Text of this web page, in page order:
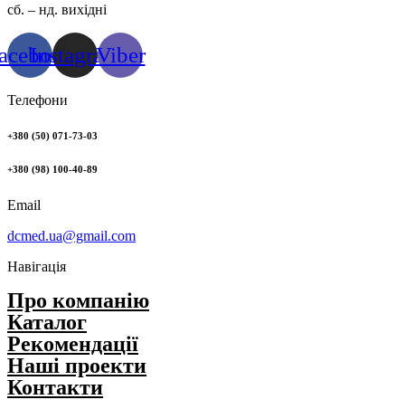
сб. – нд. вихідні
InstagramViber
Телефони
+380 (50) 071-73-03
+380 (98) 100-40-89
Email
dcmed.ua@gmail.com
Навігація
Про компанію
Каталог
Рекомендації
Нашi проекти
Контакти